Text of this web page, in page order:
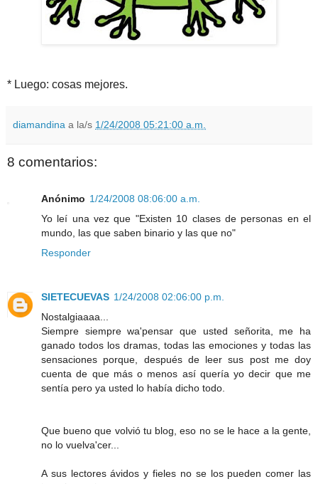
* Luego: cosas mejores.
diamandina a la/s 1/24/2008 05:21:00 a.m.
8 comentarios:
Anónimo 1/24/2008 08:06:00 a.m.
Yo leí una vez que "Existen 10 clases de personas en el
mundo, las que saben binario y las que no"
Responder
SIETECUEVAS 1/24/2008 02:06:00 p.m.
Nostalgiaaaa...
Siempre siempre wa'pensar que usted señorita, me ha
ganado todos los dramas, todas las emociones y todas las
sensaciones porque, después de leer sus post me doy
cuenta de que más o menos así quería yo decir que me
sentía pero ya usted lo había dicho todo.
Que bueno que volvió tu blog, eso no se le hace a la gente,
no lo vuelva'cer...
A sus lectores ávidos y fieles no se los pueden comer las